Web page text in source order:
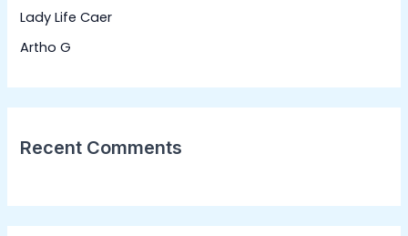
:Lady Life Caer
Artho G
Recent Comments